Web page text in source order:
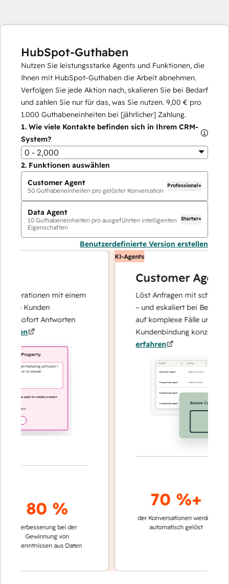
HubSpot-Guthaben
Nutzen Sie leistungsstarke Agents und Funktionen, die
Ihnen mit HubSpot-Guthaben die Arbeit abnehmen.
Verfolgen Sie jede Aktion nach, skalieren Sie bei Bedarf
und zahlen Sie nur für das, was Sie nutzen. 9,00 € pro
1.000 Guthabeneinheiten bei [jährlicher] Zahlung.
1. Wie viele Kontakte befinden sich in Ihrem CRM-
System?
0 - 2,000
2. Funktionen auswählen
Customer Agent
50 Guthabeneinheiten pro gelöster Konversation
Professional+
Data Agent
10 Guthabeneinheiten pro ausgeführten intelligenten
Eigenschaften
Starter+
Benutzerdefinierte Version erstellen
mit einem
Kunden
sofort Antworten
80 %
Verbesserung bei der
Gewinnung von
aus Daten
KI-Agents
Customer Agent
Löst Anfragen mit schnellen,
– und eskaliert bei Bedarf,
auf komplexe Fälle und den
Kundenbindung konzentrieren
erfahren
70 %+
der Konversationen werden
automatisch gelöst